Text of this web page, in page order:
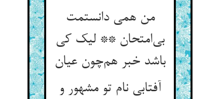
من همی دانستمت
بی‌امتحان ** لیک کی
باشد خبر هم‌چون عیان
آفتابی نام تو مشهور و